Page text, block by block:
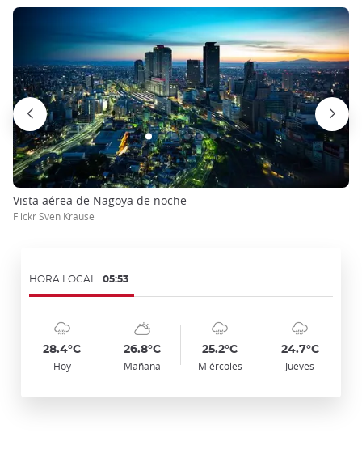
Vista aérea de Nagoya de noche
Flickr Sven Krause
HORA LOCAL 05:53
cloudy_rainy
28.4°C
Hoy
:
sunny_cloudy
26.8°C
Mañana
cloudy_rainy
25.2°C
Miércoles
:
cloudy_rainy
24.7°C
Jueves